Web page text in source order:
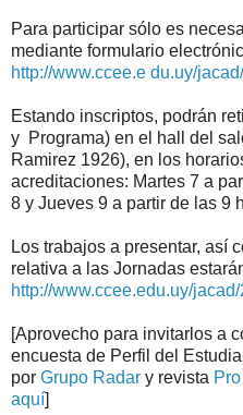
Para participar sólo es
mediante formulario
http://www.ccee.e du.uy/
Estando inscriptos, podrán
y Programa) en el hall del
Ramirez 1926), en los
acreditaciones: Martes 7 a
8 y Jueves 9 a partir de las 9
Los trabajos a presentar, así
relativa a las Jornadas
http://www.ccee.edu.uy/
[Aprovecho para invitarlos a
encuesta de Perfil del
por Grupo Radar y revista
aquí]